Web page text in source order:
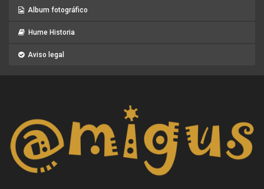
Album fotográfico
Hume Historia
Aviso legal